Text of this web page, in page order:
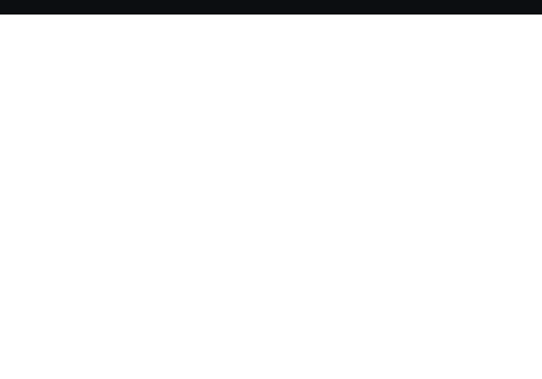
al